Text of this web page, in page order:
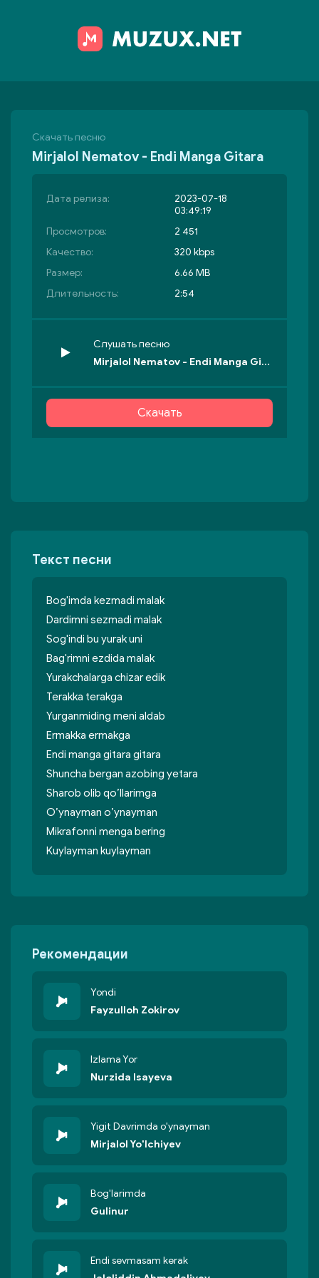
Скачать песню
Mirjalol Nematov - Endi Manga Gitara
Дата релиза:
2023-07-18
03:49:19
Просмотров:
2 451
Качество:
320 kbps
Размер:
6.66 MB
Длительность:
2:54
Слушать песню
Mirjalol Nematov - Endi Manga Gitara
Скачать
Текст песни
Bog'imda kezmadi malak
Dardimni sezmadi malak
Sog'indi bu yurak uni
Bag'rimni ezdida malak
Yurakchalarga chizar edik
Terakka terakga
Yurganmiding meni aldab
Ermakka ermakga
Endi manga gitara gitara
Shuncha bergan azobing yetara
Sharob olib qo’llarimga
O’ynayman o’ynayman
Mikrafonni menga bering
Kuylayman kuylayman
Рекомендации
Yondi
Fayzulloh Zokirov
Izlama Yor
Nurzida Isayeva
Yigit Davrimda o'ynayman
Mirjalol Yo'lchiyev
Bog'larimda
Gulinur
Endi sevmasam kerak